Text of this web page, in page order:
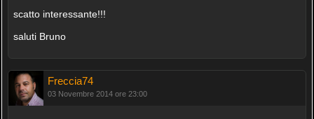
scatto interessante!!!
saluti Bruno
Freccia74
03 Novembre 2014 ore 23:00